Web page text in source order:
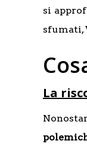
si
sfumati,
La